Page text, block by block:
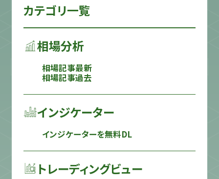
カテゴリ一覧
相場分析
相場記事最新
相場記事過去
インジケーター
インジケーターを無料DL
トレーディングビュー